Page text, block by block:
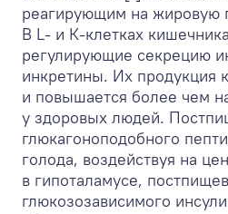
реагирующим на жировую
В L- и К-клетках
регулирующие секрецию
инкретины. Их продукция
и повышается более чем
у здоровых людей.
глюкагоноподобного
голода, воздействуя на
в гипоталамусе,
глюкозозависимого